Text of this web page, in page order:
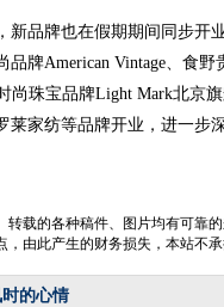
品牌也在假期期间同步开
品牌American Vintage、食
尚珠宝品牌Light Mark北京
莱家纺等品牌开业，进一步
转载的各种稿件、图片均有可靠
，由此产生的财务损失，本站不
的心情